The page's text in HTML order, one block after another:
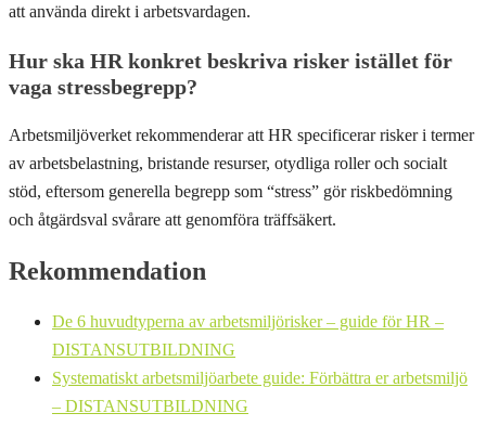
att använda direkt i arbetsvardagen.
Hur ska HR konkret beskriva risker istället för
vaga stressbegrepp?
Arbetsmiljöverket rekommenderar att HR specificerar risker i termer
av arbetsbelastning, bristande resurser, otydliga roller och socialt
stöd, eftersom generella begrepp som “stress” gör riskbedömning
och åtgärdsval svårare att genomföra träffsäkert.
Rekommendation
De 6 huvudtyperna av arbetsmiljörisker – guide för HR –
DISTANSUTBILDNING
Systematiskt arbetsmiljöarbete guide: Förbättra er arbetsmiljö
– DISTANSUTBILDNING